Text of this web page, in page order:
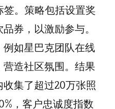
签。策略包括设置奖
券，以激励参与。
如星巴克团队在线
造社区氛围。结果
集了超过20万张照
，客户忠诚度指数